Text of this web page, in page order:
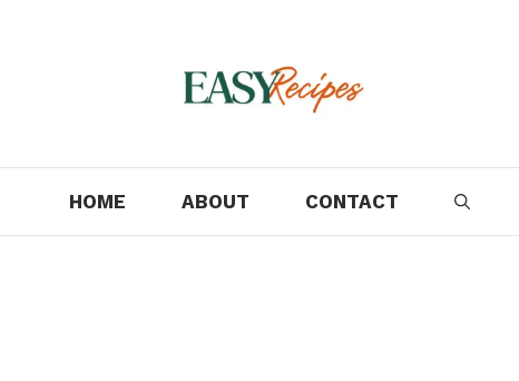
HOME ABOUT CONTACT